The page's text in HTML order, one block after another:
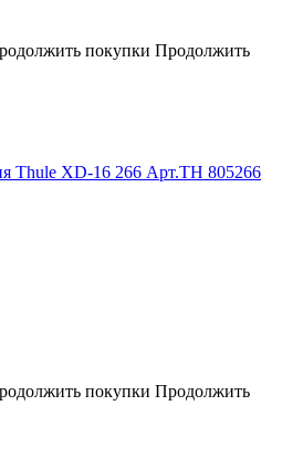
покупки Продолжить
Thule XD-16 266 Арт.TH 805266
покупки Продолжить